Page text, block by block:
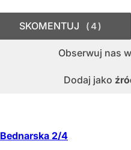
Obserwuj nas w
Dodaj jako
SKOMENTUJ 4
Bednarska 2/4